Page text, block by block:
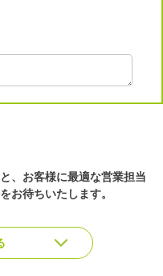
、 お客様に最適な営業担当
お待ちいたします。